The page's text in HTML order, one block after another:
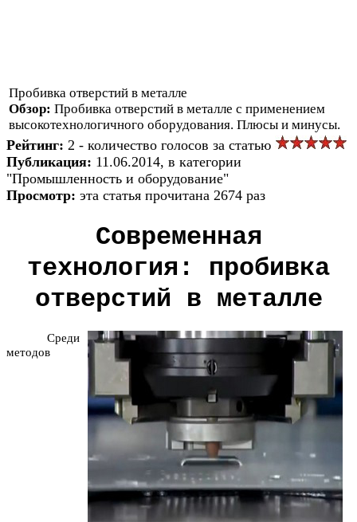
Пробивка отверстий в металле
Обзор: Пробивка отверстий в металле с применением
высокотехнологичного оборудования. Плюсы и минусы.
Рейтинг: 2 - количество голосов за статью
Публикация: 11.06.2014, в категории
"Промышленность и оборудование"
Просмотр: эта статья прочитана 2674 раз
Современная
технология: пробивка
отверстий в металле
Среди
методов